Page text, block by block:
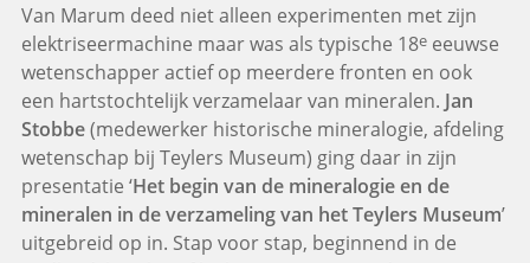
Van Marum deed niet alleen experimenten met zijn
elektriseermachine maar was als typische 18eeeuwse
wetenschapper actief op meerdere fronten en ook
een hartstochtelijk verzamelaar van mineralen. Jan
Stobbe(medewerker historische mineralogie, afdeling
wetenschap bij Teylers Museum) ging daar in zijn
presentatie ‘Het begin van de mineralogie en de
mineralen in de verzameling van het Teylers Museum’
uitgebreid op in. Stap voor stap, beginnend in de